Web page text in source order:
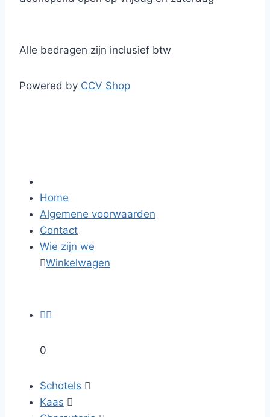
Alle bedragen zijn inclusief btw
Powered by CCV Shop
Home
Algemene voorwaarden
Contact
Wie zijn we
Winkelwagen

0
Schotels 
Kaas 